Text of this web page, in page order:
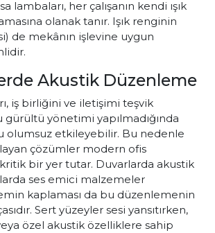
lambaları, her çalışanın kendi ışık
olanak tanır. Işık renginin
de mekânın işlevine uygun
Akustik Düzenleme
iş birliğini ve iletişimi teşvik
yönetimi yapılmadığında
olumsuz etkileyebilir. Bu nedenle
çözümler modern ofis
kritik bir yer tutar. Duvarlarda akustik
ses emici malzemeler
kaplaması da bu düzenlemenin
Sert yüzeyler sesi yansıtırken,
özel akustik özelliklere sahip